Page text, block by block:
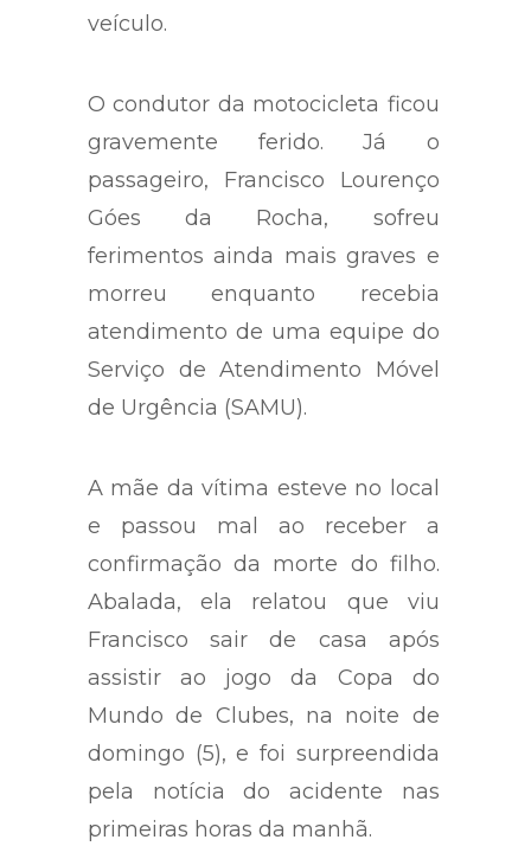
veículo.
O condutor da motocicleta ficou
gravemente ferido. Já o
passageiro, Francisco Lourenço
Góes da Rocha, sofreu
ferimentos ainda mais graves e
morreu enquanto recebia
atendimento de uma equipe do
Serviço de Atendimento Móvel
de Urgência (SAMU).
A mãe da vítima esteve no local
e passou mal ao receber a
confirmação da morte do filho.
Abalada, ela relatou que viu
Francisco sair de casa após
assistir ao jogo da Copa do
Mundo de Clubes, na noite de
domingo (5), e foi surpreendida
pela notícia do acidente nas
primeiras horas da manhã.